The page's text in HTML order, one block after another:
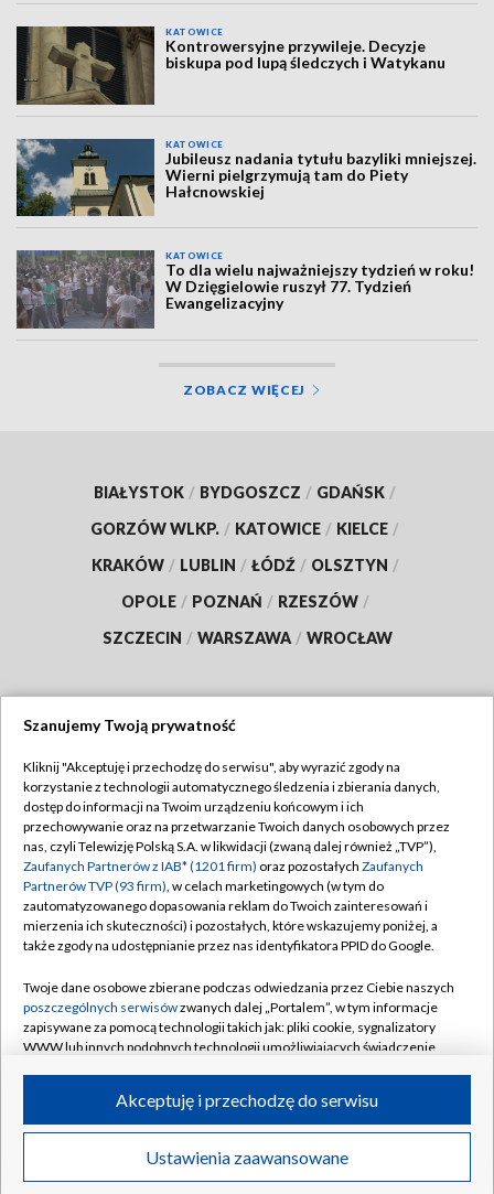
KATOWICE
Kontrowersyjne przywileje. Decyzje
biskupa pod lupą śledczych i Watykanu
KATOWICE
Jubileusz nadania tytułu bazyliki mniejszej.
Wierni pielgrzymują tam do Piety
Hałcnowskiej
KATOWICE
To dla wielu najważniejszy tydzień w roku!
W Dzięgielowie ruszył 77. Tydzień
Ewangelizacyjny
ZOBACZ WIĘCEJ
BIAŁYSTOK / BYDGOSZCZ / GDAŃSK /
GORZÓW WLKP. / KATOWICE / KIELCE /
KRAKÓW / LUBLIN / ŁÓDŹ / OLSZTYN /
OPOLE / POZNAŃ / RZESZÓW /
SZCZECIN / WARSZAWA / WROCŁAW
TVP
Abonament TVP
Emisja w TVP
Centrum informacji TVP
Naziemna Telewizja Cyfrowa
Rada Programowa
System NOS
Informacje o nadawcy
Program dla prasy
Ogłoszenie przetargowe
Regulamin TVP
Polityka prywatności
Moje zgody
Pomoc
Kontakt
Kanały
©2026 Telewizja Polska S.A. w likwidacji
Szanujemy Twoją prywatność
Kliknij "Akceptuję i przechodzę do serwisu", aby wyrazić zgody na
korzystanie z technologii automatycznego śledzenia i zbierania danych,
dostęp do informacji na Twoim urządzeniu końcowym i ich
przechowywanie oraz na przetwarzanie Twoich danych osobowych przez
nas, czyli Telewizję Polską S.A. w likwidacji (zwaną dalej również „TVP”),
Zaufanych Partnerów z IAB* (1201 firm) oraz pozostałych Zaufanych
Partnerów TVP (93 firm), w celach marketingowych (w tym do
zautomatyzowanego dopasowania reklam do Twoich zainteresowań i
mierzenia ich skuteczności) i pozostałych, które wskazujemy poniżej, a
także zgody na udostępnianie przez nas identyfikatora PPID do Google.
Twoje dane osobowe zbierane podczas odwiedzania przez Ciebie naszych
poszczególnych serwisówzwanych dalej „Portalem”, w tym informacje
zapisywane za pomocą technologii takich jak: pliki cookie, sygnalizatory
WWW lub innych podobnych technologii umożliwiających świadczenie
ruchu w Internecie.
Twoje dane osobowe zbierane podczas odwiedzania przez Ciebie
poszczególnych serwisówna Portalu, takie jak adresy IP, identyfikatory
Ustawienia zaawansowane
Akceptuję i przechodzę do serwisu